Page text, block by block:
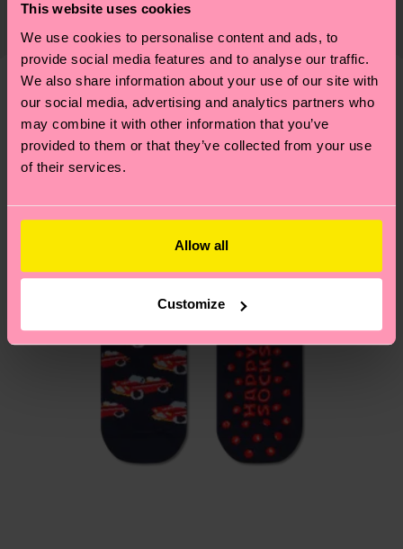
This website uses cookies
We use cookies to personalise content and ads, to
provide social media features and to analyse our traffic.
We also share information about your use of our site with
our social media, advertising and analytics partners who
may combine it with other information that you’ve
provided to them or that they’ve collected from your use
of their services.
Allow all
Customize
Poliammide, 1% Elastan
certificazioni, ma include filiere etiche, meno
emissioni, amore per i calzini… e tantissime altre
piccole-grandi scelte responsabili! Vuoi scoprire
tutti i nostri segreti (e qualche dritta utile)? Dai
un’occhiata alla nostrapagina sulla sostenibilità!
presente che si tratta solo di una stima: la
consegna effettiva dipende dai servizi postali
Hai domande sui resi? Visita la nostra paginaResi
per trovare le risposte alle domande più comuni.
Secondo noi, ti piaceràPattern simili